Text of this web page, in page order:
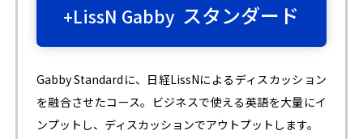
+LissN Gabby スタンダード
Gabby Standardに、日経LissNによるディスカッション
を融合させたコース。ビジネスで使える英語を大量にイ
ンプットし、ディスカッションでアウトプットします。